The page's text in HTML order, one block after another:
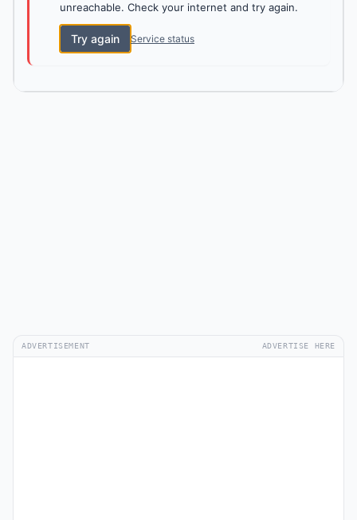
unreachable. Check your internet and try again.
Try again Service status
ADVERTISEMENT ADVERTISE HERE